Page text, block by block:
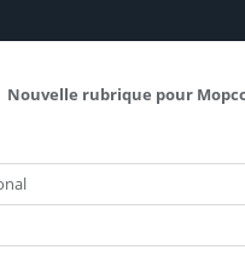
Nouvelle rubrique pour